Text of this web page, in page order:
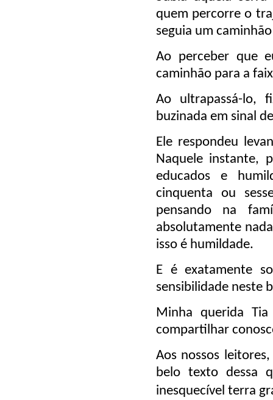
quem percorre o
seguia um
Ao perceber que
caminhão para a
Ao ultrapassá-lo,
buzinada em sinal
Ele respondeu
Naquele instante,
educados e
cinquenta ou
pensando na
absolutamente
isso é humildade.
E é exatamente
sensibilidade neste
Minha querida
compartilhar
Aos nossos
belo texto dessa
inesquecível terra